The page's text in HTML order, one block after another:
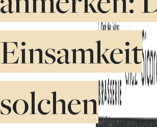
Einsamkeit
solchen